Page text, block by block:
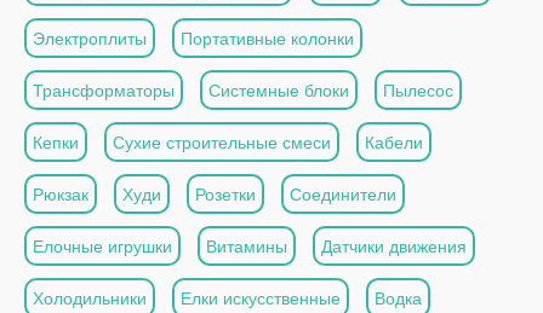
Электроплиты Портативные колонки
Трансформаторы Системные блоки Пылесос
Кепки Сухие строительные смеси Кабели
Рюкзак Худи Розетки Соединители
Елочные игрушки Витамины Датчики движения
Холодильники Елки искусственные Водка